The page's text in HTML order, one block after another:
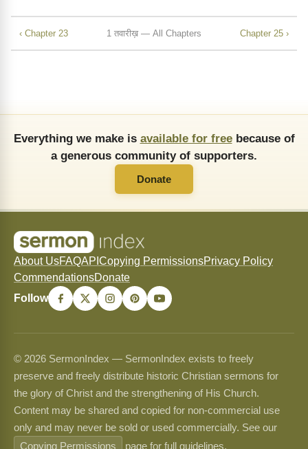
‹ Chapter 23 1 तवारीख़ — All Chapters Chapter 25 ›
Everything we make is available for freebecause of
a generous community of supporters.
Donate
About UsFAQAPI Copying PermissionsPrivacy Policy
CommendationsDonate
Follow
© 2026 SermonIndex — SermonIndex exists to freely
preserve and freely distribute historic Christian sermons for
the glory of Christ and the strengthening of His Church.
Content may be shared and copied for non-commercial use
only and may never be sold or used commercially. See our
Copying Permissions
page for full guidelines.